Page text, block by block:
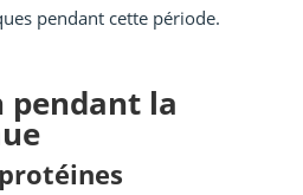
pendant cette période.
la